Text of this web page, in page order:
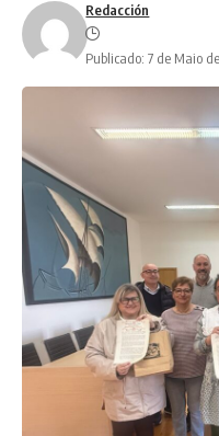
Redacción
Publicado: 7 de Maio